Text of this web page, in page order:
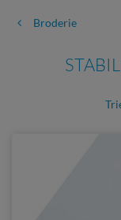
Broderie